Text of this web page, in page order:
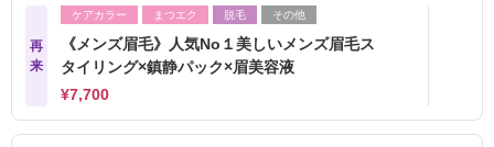
再
来
ケアカラー まつエク 脱毛 その他
《メンズ眉毛》人気No１美しいメンズ眉毛ス
タイリング×鎮静パック×眉美容液
¥7,700